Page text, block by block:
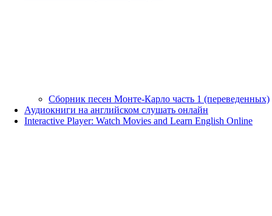
Сборник песен Монте-Карло часть 1 (переведенных)
Аудиокниги на английском слушать онлайн
Interactive Player: Watch Movies and Learn English Online